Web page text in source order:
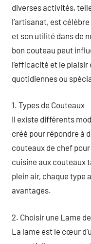
diverses activités,
l’artisanat, est
et son utilité dans de
bon couteau peut
l’efficacité et le plaisir
quotidiennes ou
1. Types de Couteaux
Il existe différents
créé pour répondre à
couteaux de chef
cuisine aux couteaux
plein air, chaque type
avantages.
2. Choisir une Lame
La lame est le cœur